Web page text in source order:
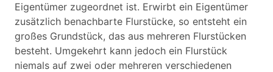
Eigentümer zugeordnet ist. Erwirbt ein Eigentümer
zusätzlich benachbarte Flurstücke, so entsteht ein
großes Grundstück, das aus mehreren Flurstücken
besteht. Umgekehrt kann jedoch ein Flurstück
niemals auf zwei oder mehreren verschiedenen